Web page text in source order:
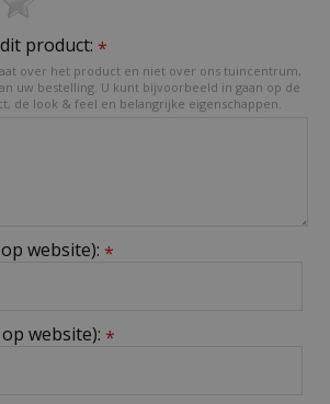
product: *
over het product en niet over ons tuincentrum,
uw bestelling. U kunt bijvoorbeeld in gaan op de
de look & feel en belangrijke eigenschappen.
website): *
website): *